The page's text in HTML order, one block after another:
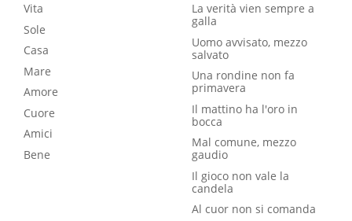
Vita
Sole
Casa
Mare
Amore
Cuore
Amici
Bene
La verità vien sempre a
galla
Uomo avvisato, mezzo
salvato
Una rondine non fa
primavera
Il mattino ha l'oro in
bocca
Mal comune, mezzo
gaudio
Il gioco non vale la
candela
Al cuor non si comanda